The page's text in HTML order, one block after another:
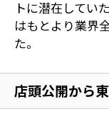
トに潜在してい
はもとより業界
た。
店頭公開から